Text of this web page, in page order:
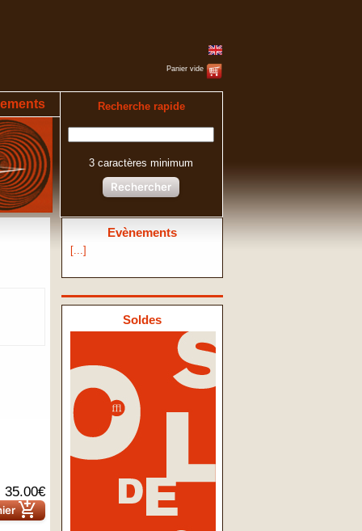
Panier vide
Recherche rapide
3 caractères minimum
Rechercher
Evènements
[...]
Soldes
35.00€
add_shopping_cart